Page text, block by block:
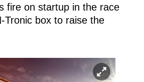
fire on startup in the race
Tronic box to raise the